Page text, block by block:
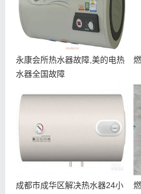
永康会所热水器故障,美的电热
水器全国故障
成都市成华区解决热水器24小